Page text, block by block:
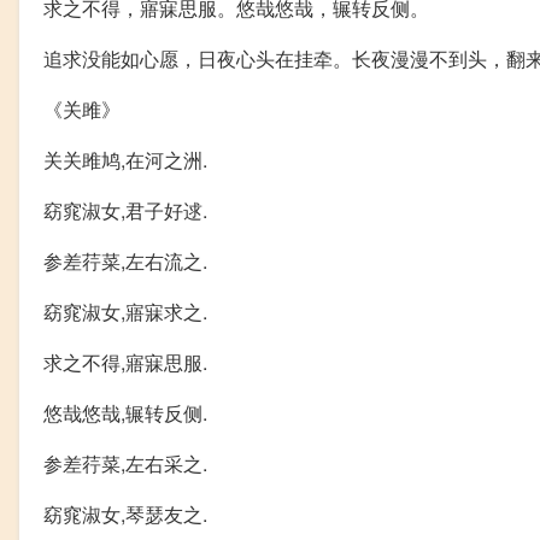
求之不得，寤寐思服。悠哉悠哉，辗转反侧。
追求没能如心愿，日夜心头在挂牵。长夜漫漫不到头，翻
《关雎》
关关雎鸠,在河之洲.
窈窕淑女,君子好逑.
参差荇菜,左右流之.
窈窕淑女,寤寐求之.
求之不得,寤寐思服.
悠哉悠哉,辗转反侧.
参差荇菜,左右采之.
窈窕淑女,琴瑟友之.